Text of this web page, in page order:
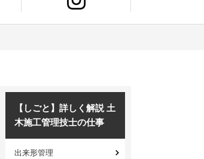
【しごと】詳しく解説 土
木施工管理技士の仕事
出来形管理